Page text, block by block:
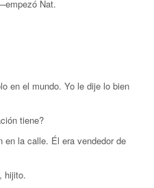
Nat.
en el mundo. Yo le dije lo bien
tiene?
la calle. Él era vendedor de
hijito.